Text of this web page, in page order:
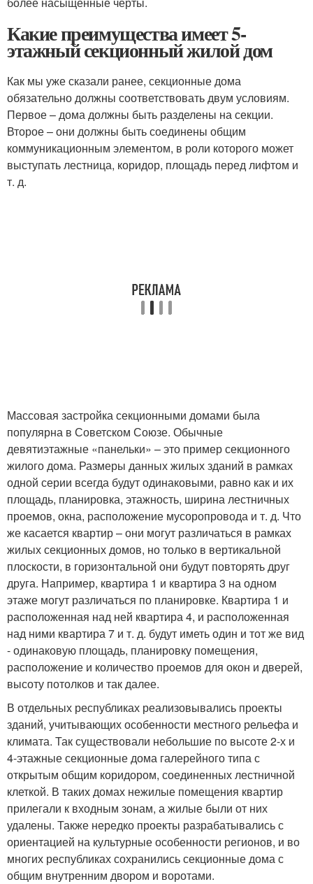
Какие преимущества имеет 5-
этажный секционный жилой дом
Как мы уже сказали ранее, секционные дома
обязательно должны соответствовать двум условиям.
Первое – дома должны быть разделены на секции.
Второе – они должны быть соединены общим
коммуникационным элементом, в роли которого может
выступать лестница, коридор, площадь перед лифтом и
т. д.
Массовая застройка секционными домами была
популярна в Советском Союзе. Обычные
девятиэтажные «панельки» – это пример секционного
жилого дома. Размеры данных жилых зданий в рамках
одной серии всегда будут одинаковыми, равно как и их
площадь, планировка, этажность, ширина лестничных
проемов, окна, расположение мусоропровода и т. д. Что
же касается квартир – они могут различаться в рамках
жилых секционных домов, но только в вертикальной
плоскости, в горизонтальной они будут повторять друг
друга. Например, квартира 1 и квартира 3 на одном
этаже могут различаться по планировке. Квартира 1 и
расположенная над ней квартира 4, и расположенная
над ними квартира 7 и т. д. будут иметь один и тот же вид
- одинаковую площадь, планировку помещения,
расположение и количество проемов для окон и дверей,
высоту потолков и так далее.
В отдельных республиках реализовывались проекты
зданий, учитывающих особенности местного рельефа и
климата. Так существовали небольшие по высоте 2-х и
4-этажные секционные дома галерейного типа с
открытым общим коридором, соединенных лестничной
клеткой. В таких домах нежилые помещения квартир
прилегали к входным зонам, а жилые были от них
удалены. Также нередко проекты разрабатывались с
ориентацией на культурные особенности регионов, и во
многих республиках сохранились секционные дома с
общим внутренним двором и воротами.